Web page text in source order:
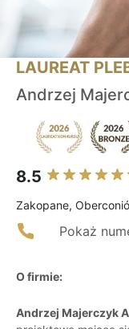
LAUREAT
Andrzej
8.5
Zakopane,
Pokaż
O firmie:
Andrzej Majerczyk